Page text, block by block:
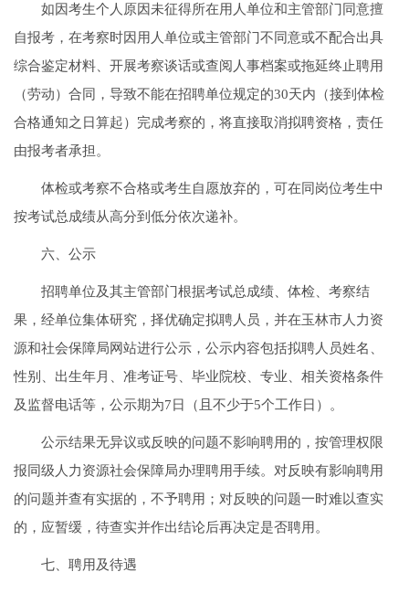
如因考生个人原因未征得所在用人单位和主管部门同意擅
自报考，在考察时因用人单位或主管部门不同意或不配合出具
综合鉴定材料、开展考察谈话或查阅人事档案或拖延终止聘用
（劳动）合同，导致不能在招聘单位规定的30天内（接到体检
合格通知之日算起）完成考察的，将直接取消拟聘资格，责任
由报考者承担。
体检或考察不合格或考生自愿放弃的，可在同岗位考生中
按考试总成绩从高分到低分依次递补。
六、公示
招聘单位及其主管部门根据考试总成绩、体检、考察结
果，经单位集体研究，择优确定拟聘人员，并在玉林市人力资
源和社会保障局网站进行公示，公示内容包括拟聘人员姓名、
性别、出生年月、准考证号、毕业院校、专业、相关资格条件
及监督电话等，公示期为7日（且不少于5个工作日）。
公示结果无异议或反映的问题不影响聘用的，按管理权限
报同级人力资源社会保障局办理聘用手续。对反映有影响聘用
的问题并查有实据的，不予聘用；对反映的问题一时难以查实
的，应暂缓，待查实并作出结论后再决定是否聘用。
七、聘用及待遇